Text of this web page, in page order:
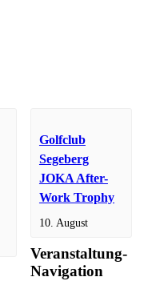
Golfclub
Segeberg
JOKA After-
Work Trophy
10. August
Veranstaltung-
Navigation